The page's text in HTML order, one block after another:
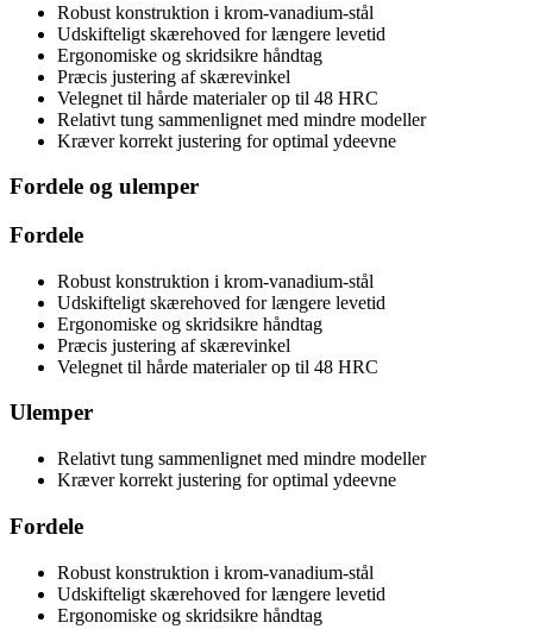
Robust konstruktion i krom-vanadium-stål
Udskifteligt skærehoved for længere levetid
Ergonomiske og skridsikre håndtag
Præcis justering af skærevinkel
Velegnet til hårde materialer op til 48 HRC
Relativt tung sammenlignet med mindre modeller
Kræver korrekt justering for optimal ydeevne
Fordele og ulemper
Fordele
Robust konstruktion i krom-vanadium-stål
Udskifteligt skærehoved for længere levetid
Ergonomiske og skridsikre håndtag
Præcis justering af skærevinkel
Velegnet til hårde materialer op til 48 HRC
Ulemper
Relativt tung sammenlignet med mindre modeller
Kræver korrekt justering for optimal ydeevne
Fordele
Robust konstruktion i krom-vanadium-stål
Udskifteligt skærehoved for længere levetid
Ergonomiske og skridsikre håndtag